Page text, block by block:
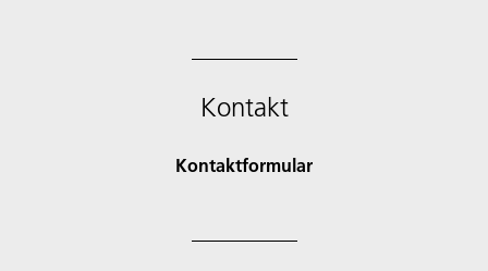
Kontakt
Kontaktformular